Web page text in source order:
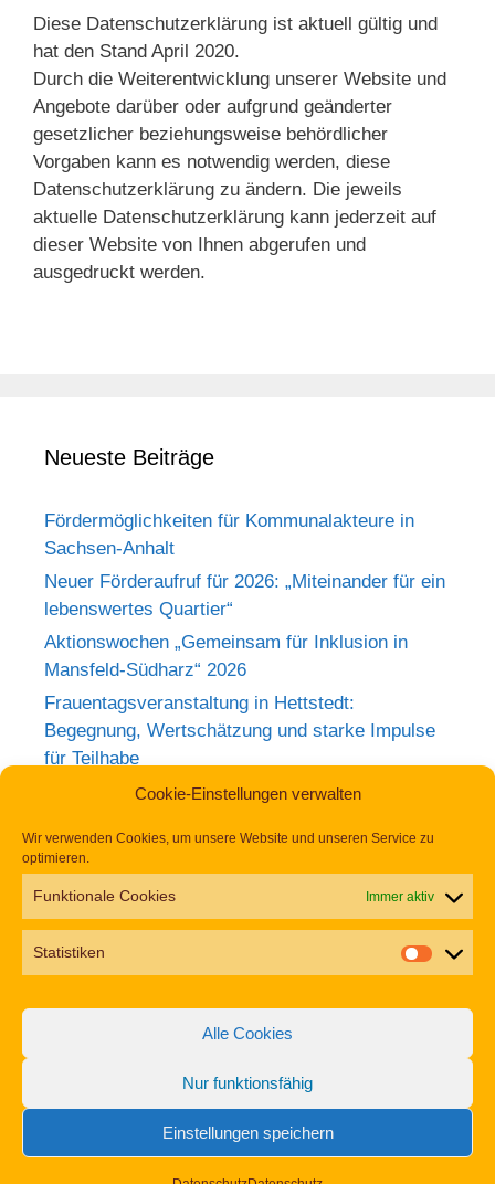
Cookie-Einstellungen verwalten
Wir verwenden Cookies, um unsere Website und unseren Service zu
optimieren.
Funktionale Cookies Immer aktiv
Statistiken
Alle Cookies
Nur funktionsfähig
Einstellungen speichern
Diese Datenschutzerklärung ist aktuell gültig und
hat den Stand April 2020.
Durch die Weiterentwicklung unserer Website und
Angebote darüber oder aufgrund geänderter
gesetzlicher beziehungsweise behördlicher
Vorgaben kann es notwendig werden, diese
Datenschutzerklärung zu ändern. Die jeweils
aktuelle Datenschutzerklärung kann jederzeit auf
dieser Website von Ihnen abgerufen und
ausgedruckt werden.
Neueste Beiträge
Fördermöglichkeiten für Kommunalakteure in
Sachsen-Anhalt
Neuer Förderaufruf für 2026: „Miteinander für ein
lebenswertes Quartier“
Aktionswochen „Gemeinsam für Inklusion in
Mansfeld-Südharz“ 2026
Frauentagsveranstaltung in Hettstedt:
Begegnung, Wertschätzung und starke Impulse
für Teilhabe
Rückblick zum Weltkrebstag im Europa-
Tag der Begegnung 2026 – Jetzt anmelden und
dabei sein!
Aufruf zu den Aktionswochen „Gemeinsam für
Datenschutz Erklärung zur Barrierefreiheit
© 2026 Gemeinsam Vielfalt Leben• Erstellt mit